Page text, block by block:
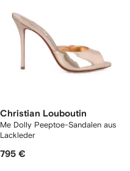
Christian Louboutin
Me Dolly Peeptoe-Sandalen aus
Lackleder
795 €